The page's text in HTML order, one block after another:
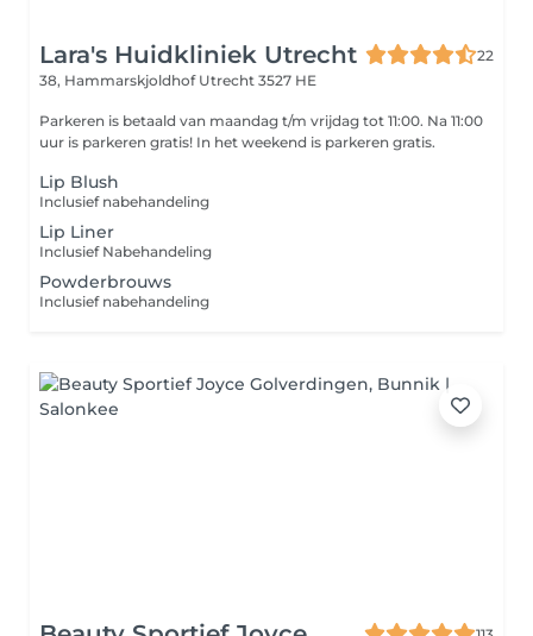
Lara's Huidkliniek Utrecht
22
38, Hammarskjoldhof Utrecht 3527 HE
Parkeren is betaald van maandag t/m vrijdag tot 11:00. Na 11:00
uur is parkeren gratis! In het weekend is parkeren gratis.
Lip Blush
Inclusief nabehandeling
Lip Liner
Inclusief Nabehandeling
Powderbrouws
Inclusief nabehandeling